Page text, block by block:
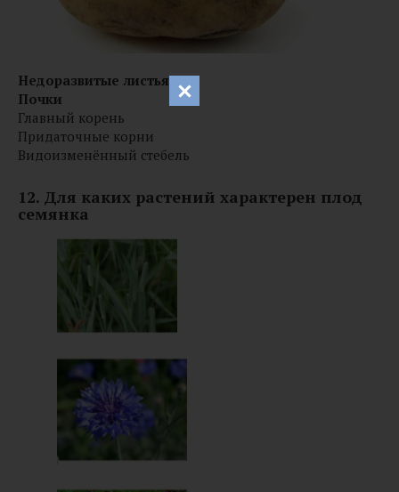
Недоразвитые листья
Почки
Главный корень
Придаточные корни
Видоизменённый стебель
12. Для каких растений характерен плод
семянка